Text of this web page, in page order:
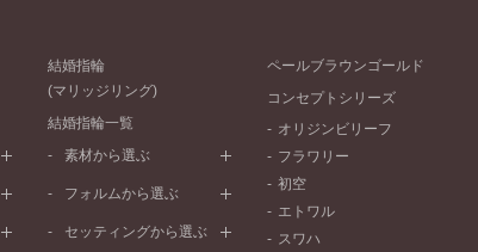
結婚指輪
(マリッジリング)
結婚指輪一覧
素材から選ぶ
プラチナ
ピンクゴールド
フォルムから選ぶ
ストレートライン
セッティングから選ぶ
ペールブラウンゴールド
コンセプトシリーズ
オリジンビリーフ
フラワリー
初空
エトワル
スワハ